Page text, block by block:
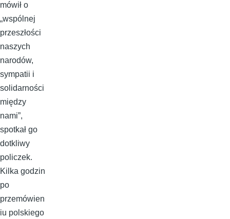
mówił o
„wspólnej
przeszłości
naszych
narodów,
sympatii i
solidarności
między
nami”,
spotkał go
dotkliwy
policzek.
Kilka godzin
po
przemówien
iu polskiego